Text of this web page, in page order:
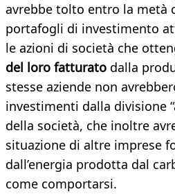
avrebbe tolto entro la metà
portafogli di investimento
le azioni di società che
del loro fatturato dalla
stesse aziende non
investimenti dalla divisione
della società, che inoltre
situazione di altre imprese
dall’energia prodotta dal
come comportarsi.